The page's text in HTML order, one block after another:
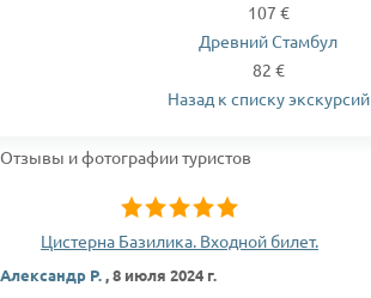
107 €
Древний Стамбул
82 €
Назад к списку экскурсий
Отзывы и фотографии туристов
Цистерна Базилика. Входной билет.
Александр Р.,8 июля 2024 г.